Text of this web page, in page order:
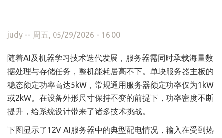
judy -- 周五, 05/29/2026 - 16:00
随着AI及机器学习技术迭代发展，服务器需同时承载海量数
据处理与存储任务，整机能耗居高不下。单块服务器主板的
稳态额定功率高达5kW，常规通用服务器额定功率仅为1kW
或2kW。在设备外形尺寸保持不变的前提下，功率密度不断
提升，给系统设计带来了诸多技术挑战。
下图显示了12V AI服务器中的典型配电情况，输入在受到热